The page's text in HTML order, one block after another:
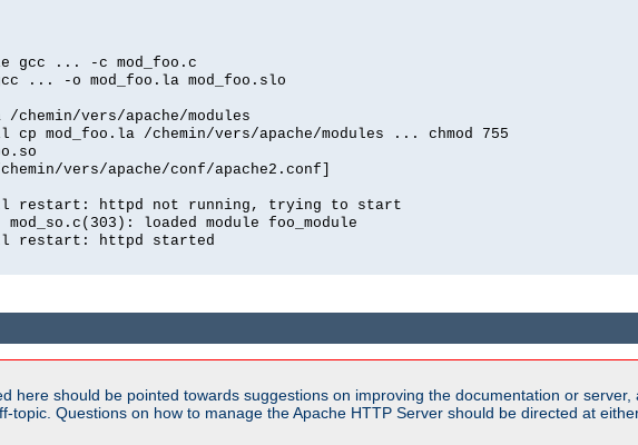
gcc ... -c mod_foo.c
... -o mod_foo.la mod_foo.slo
vers/apache/modules
mod_foo.la /chemin/vers/apache/modules ... chmod 755
vers/apache/conf/apache2.conf]
restart: httpd not running, trying to start
loaded module foo_module
restart: httpd started
here should be pointed towards suggestions on improving the documentation or
topic. Questions on how to manage the Apache HTTP Server should be directed at